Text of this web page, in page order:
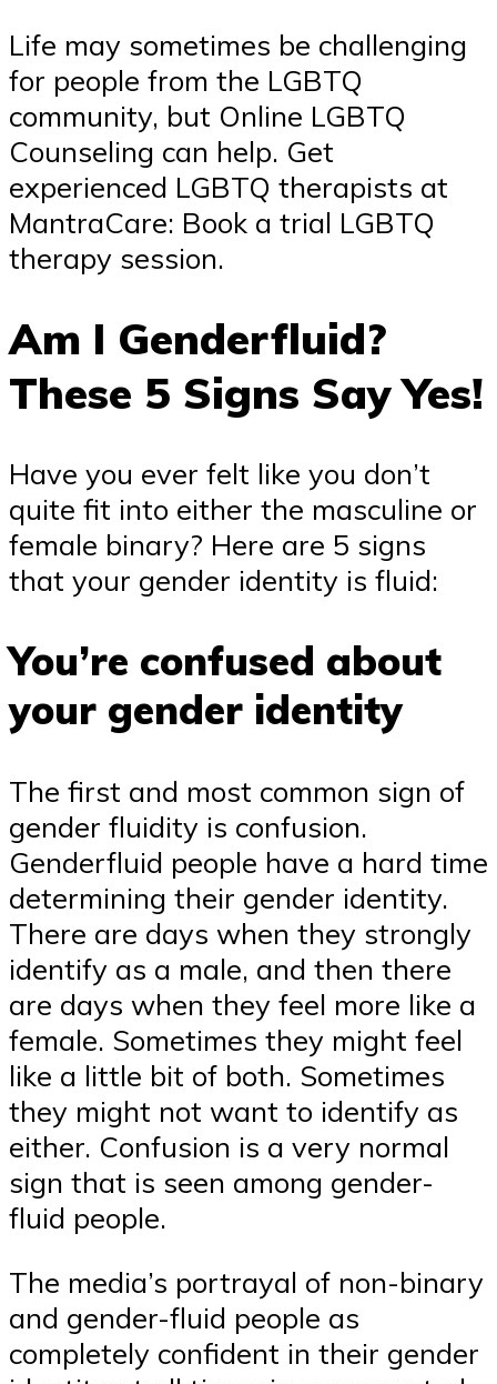
Life may sometimes be challenging
for people from the LGBTQ
community, but Online LGBTQ
Counseling can help. Get
experienced LGBTQ therapists at
MantraCare: Book a trial LGBTQ
therapy session.
Am I Genderfluid?
These 5 Signs Say Yes!
Have you ever felt like you don’t
quite fit into either the masculine or
female binary? Here are 5 signs
that your gender identity is fluid:
You’re confused about
your gender identity
The first and most common sign of
gender fluidity is confusion.
Genderfluid people have a hard time
determining their gender identity.
There are days when they strongly
identify as a male, and then there
are days when they feel more like a
female. Sometimes they might feel
like a little bit of both. Sometimes
they might not want to identify as
either. Confusion is a very normal
sign that is seen among gender-
fluid people.
The media’s portrayal of non-binary
and gender-fluid people as
completely confident in their gender